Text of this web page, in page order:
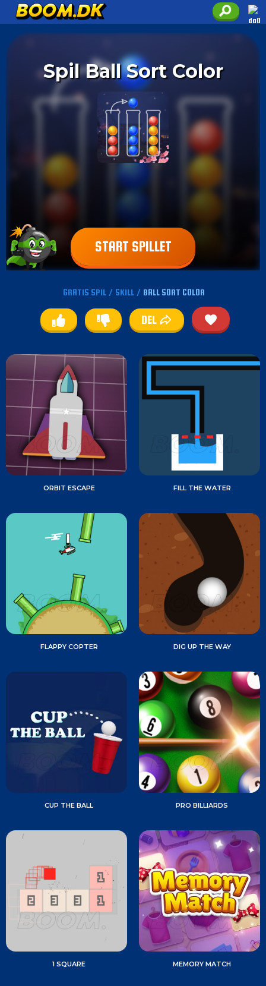
Spil Ball Sort Color
START SPILLET
GRATIS SPIL / SKILL / BALL SORT COLOR
DEL
ORBIT ESCAPE FILL THE WATER
FLAPPY COPTER DIG UP THE WAY
CUP THE BALL PRO BILLIARDS
1 SQUARE MEMORY MATCH